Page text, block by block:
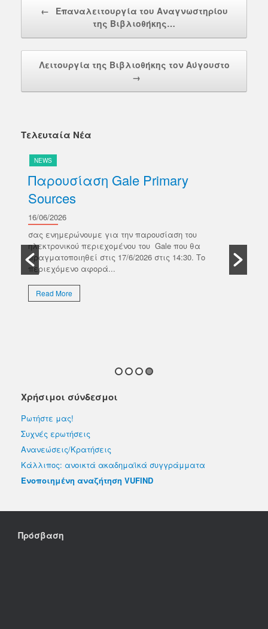
←
Επαναλειτουργία του Αναγνωστηρίου
της Βιβλιοθήκης…
Λειτουργία της Βιβλιοθήκης τον Αύγουστο
→
Τελευταία Νέα
NEWS
Παρουσίαση Gale Primary
Sources
16/06/2026
σας ενημερώνουμε για την παρουσίαση του
ηλεκτρονικού περιεχομένου του Gale που θα
πραγματοποιηθεί στις 17/6/2026 στις 14:30. Το
περιεχόμενο αφορά...
Read More
Χρήσιμοι σύνδεσμοι
Ρωτήστε μας!
Συχνές ερωτήσεις
Ανανεώσεις/Κρατήσεις
Κάλλιπος: ανοικτά ακαδημαϊκά συγγράμματα
Ενοποιημένη αναζήτηση VUFIND
Πρόσβαση